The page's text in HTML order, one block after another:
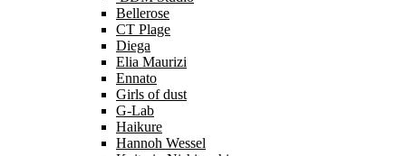
Bellerose
CT Plage
Diega
Elia Maurizi
Ennato
Girls of dust
G-Lab
Haikure
Hannoh Wessel